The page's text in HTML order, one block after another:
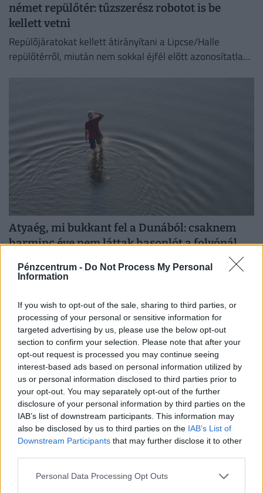
Pénzcentrum - Do Not Process My Personal
Information
If you wish to opt-out of the sale, sharing to third parties, or
processing of your personal or sensitive information for
targeted advertising by us, please use the below opt-out
section to confirm your selection. Please note that after your
opt-out request is processed you may continue seeing
interest-based ads based on personal information utilized by
us or personal information disclosed to third parties prior to
your opt-out. You may separately opt-out of the further
disclosure of your personal information by third parties on the
IAB’s list of downstream participants. This information may
also be disclosed by us to third parties on the IAB’s List of
Downstream Participants that may further disclose it to other
Personal Data Processing Opt Outs
német repülőtér: tűzszerész robotot is be
kellett vetni
Repülőjáratokat kellett átirányítani a Lipcse/Halle
repülőtérről, miután nem sokkal éjfél előtt azonosítatlan
Atyaég, mi bukkant fel a Dunából: csaknem
harminc éve nem láttak hasonlót a folyónál
A Duna rendkívül alacsony vízállása miatt ismét láthatóvá
váltak az Újvidék közelében fekvő, 18. századi Szigetsánc
Szerda reggeli túlélőcsomag: időjárás, hírek,
árfolyamok, névnap (2026. augusztus 5.)
A Pénzcentrum 2026. augusztus 5.-i hírösszefoglalója,